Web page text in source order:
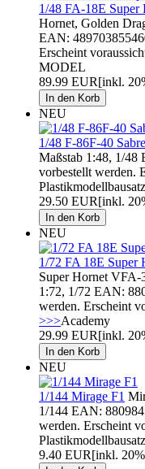
1/48 FA-18E Super
Hornet, Golden
EAN:
Erscheint
MODEL
89.99 EUR[inkl.
NEU
1/48 F-86F-40 Sabre
Maßstab 1:48, 1/48
vorbestellt werden.
29.50 EUR[inkl.
NEU
1/72 FA 18E Super
Super Hornet VFA-
1:72, 1/72 EAN:
werden. Erscheint
>>>Academy
29.99 EUR[inkl.
NEU
1/144 Mirage F1
1/144 EAN:
werden. Erscheint
9.40 EUR[inkl.